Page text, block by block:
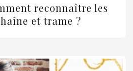
reconnaître les
et trame ?